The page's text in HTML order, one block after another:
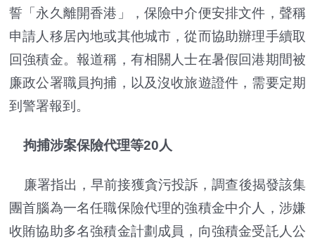
誓「永久離開香港」，保險中介便安排文件，聲稱
申請人移居內地或其他城市，從而協助辦理手續取
回強積金。報道稱，有相關人士在暑假回港期間被
廉政公署職員拘捕，以及沒收旅遊證件，需要定期
到警署報到。
拘捕涉案保險代理等20人
廉署指出，早前接獲貪污投訴，調查後揭發該集
團首腦為一名任職保險代理的強積金中介人，涉嫌
收賄協助多名強積金計劃成員，向強積金受託人公